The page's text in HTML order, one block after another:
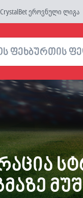
CrystalBet ეროვნული ლიგა